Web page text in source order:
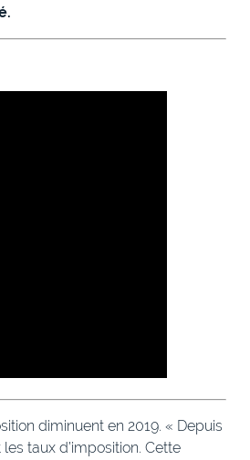
diminuent en 2019. « Depuis
taux d’imposition. Cette